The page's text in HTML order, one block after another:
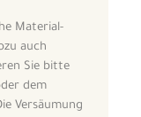
Material-
auch
Sie bitte
dem
Versäumung